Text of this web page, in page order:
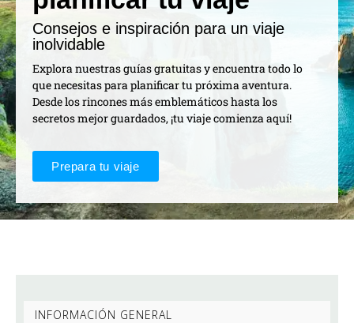
Consejos e inspiración para un viaje
inolvidable
Explora nuestras guías gratuitas y encuentra todo lo
que necesitas para planificar tu próxima aventura.
Desde los rincones más emblemáticos hasta los
secretos mejor guardados, ¡tu viaje comienza aquí!
Prepara tu viaje
INFORMACIÓN GENERAL